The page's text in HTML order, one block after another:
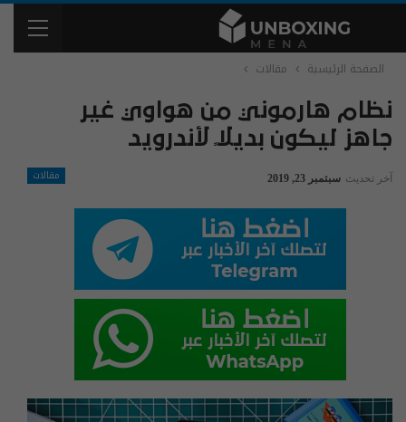
الصفحة الرئيسية مقالات
نظام هارموني من هواوي غير
جاهز ليكون بديلاً لأندرويد
مقالات آخر تحديث سبتمبر 23, 2019